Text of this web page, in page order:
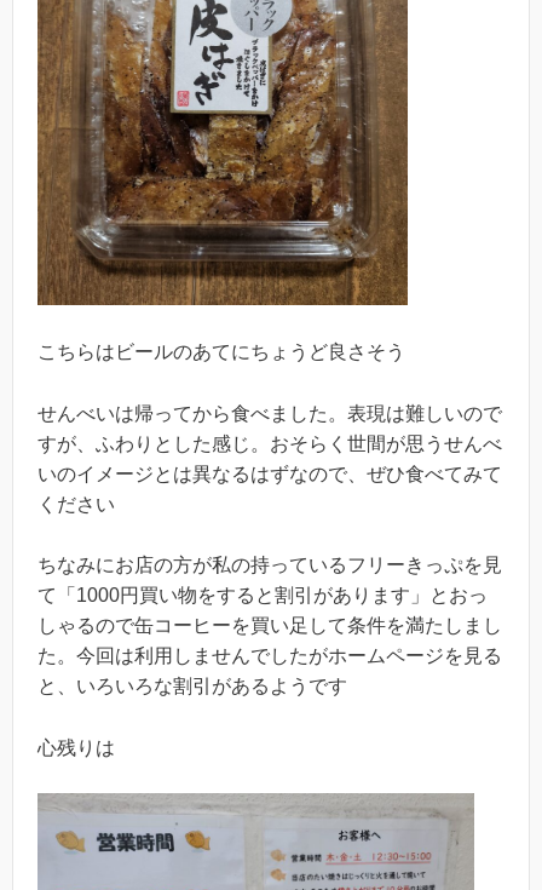
こちらはビールのあてにちょうど良さそう
せんべいは帰ってから食べました。表現は難しいので
すが、ふわりとした感じ。おそらく世間が思うせんべ
いのイメージとは異なるはずなので、ぜひ食べてみて
ください
ちなみにお店の方が私の持っているフリーきっぷを見
て「1000円買い物をすると割引があります」とおっ
しゃるので缶コーヒーを買い足して条件を満たしまし
た。今回は利用しませんでしたがホームページを見る
と、いろいろな割引があるようです
心残りは